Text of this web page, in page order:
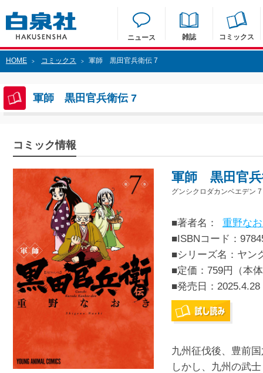
ニュース 雑誌 コミックス
HOME > コミックス > 軍師 黒田官兵衛伝 7
軍師 黒田官兵衛伝 7
コミック情報
軍師 黒田官兵
グンシクロダカンベエデン 7
■著者名：
重野な
■ISBNコード：
■シリーズ名：ヤン
■定価：759円（本
■発売日： 2025.4.28
九州征伐後、豊前
しかし、九州の武